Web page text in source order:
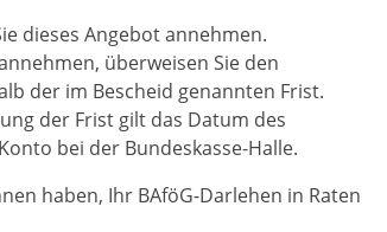
dieses Angebot annehmen.
überweisen Sie den
der im Bescheid genannten Frist.
der Frist gilt das Datum des
bei der Bundeskasse-Halle.
haben, Ihr BAföG-Darlehen in Raten